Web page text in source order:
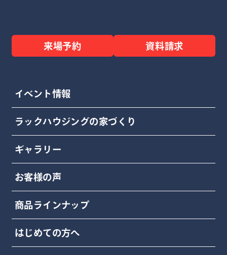
来場予約 資料請求
イベント情報
ラックハウジングの家づくり
ギャラリー
お客様の声
商品ラインナップ
はじめての方へ